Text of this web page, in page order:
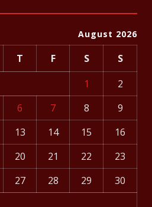
August 2026
T F S
S
1
2
6 7 8
9
13 14 15
16
20 21 22
23
27 28 29
30